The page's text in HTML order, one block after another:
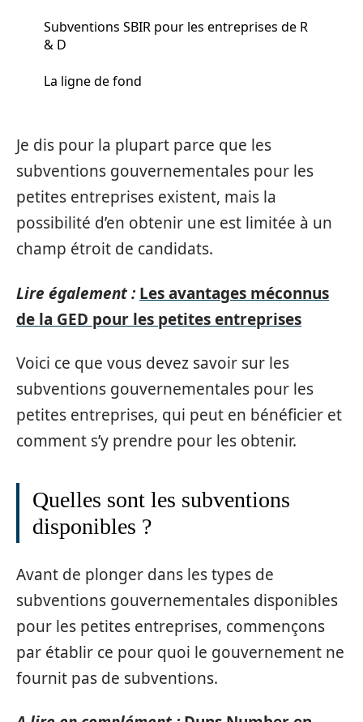
Subventions SBIR pour les entreprises de R
& D
La ligne de fond
Je dis pour la plupart parce que les
subventions gouvernementales pour les
petites entreprises existent, mais la
possibilité d’en obtenir une est limitée à un
champ étroit de candidats.
Lire également : Les avantages méconnus
de la GED pour les petites entreprises
Voici ce que vous devez savoir sur les
subventions gouvernementales pour les
petites entreprises, qui peut en bénéficier et
comment s’y prendre pour les obtenir.
Quelles sont les subventions
disponibles ?
Avant de plonger dans les types de
subventions gouvernementales disponibles
pour les petites entreprises, commençons
par établir ce pour quoi le gouvernement ne
fournit pas de subventions.